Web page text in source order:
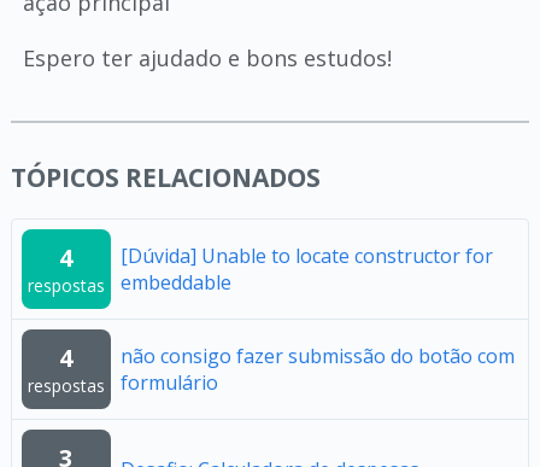
Espero ter ajudado e bons estudos!
TÓPICOS RELACIONADOS
4
respostas
[Dúvida] Unable to locate constructor for
embeddable
4
respostas
não consigo fazer submissão do botão com
formulário
3